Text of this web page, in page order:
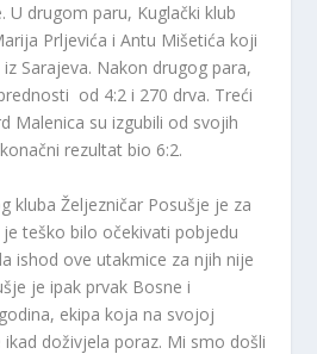
U drugom paru, Kuglački klub
Prljevića i Antu Mišetića koji
Sarajeva. Nakon drugog para,
od 4:2 i 270 drva. Treći
Malenica su izgubili od svojih
rezultat bio 6:2.
kluba Željezničar Posušje je za
teško bilo očekivati pobjedu
ishod ove utakmice za njih nije
je ipak prvak Bosne i
ekipa koja na svojoj
doživjela poraz. Mi smo došli